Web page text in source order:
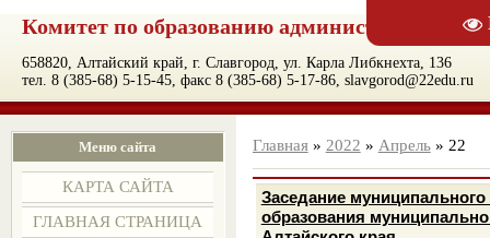
Комитет по образованию администрации
658820, Алтайский край, г. Славгород, ул. Карла Либкнехта, 136
тел. 8 (385-68) 5-15-45, факс 8 (385-68) 5-17-86, slavgorod@22edu.ru
Меню сайта
КАРТА САЙТА
ГЛАВНАЯ СТРАНИЦА
Главная» 2022 » Апрель » 22
Заседание
образования